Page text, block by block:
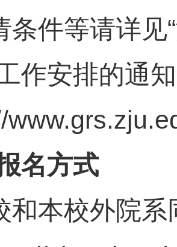
条件等请详见
作安排的通
名方式
和本校外院